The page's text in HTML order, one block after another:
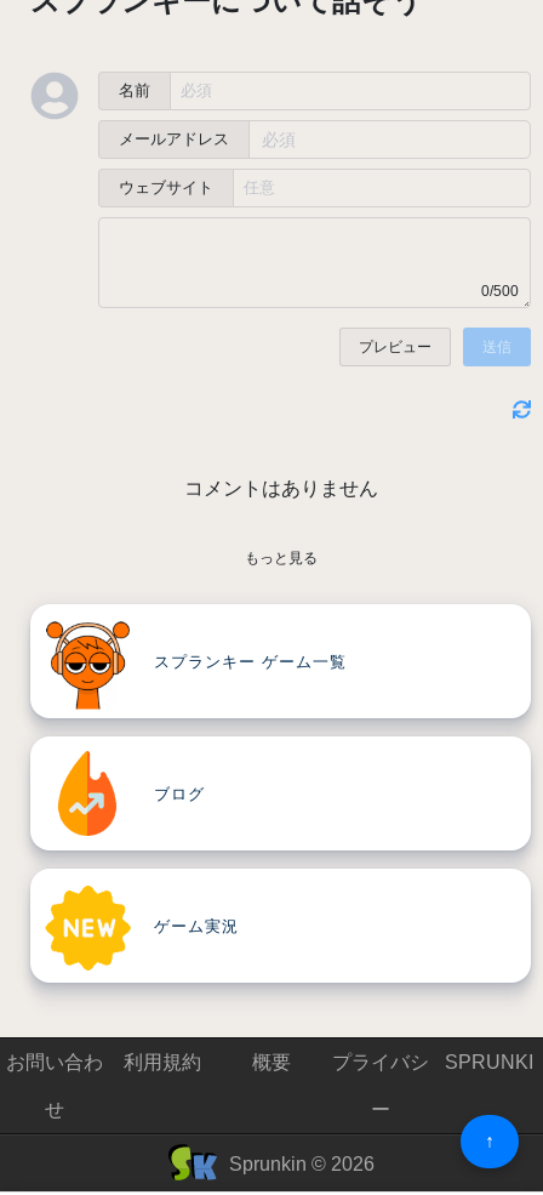
↑
名前
メールアドレス
ウェブサイト
0/500
プレビュー 送信
コメントはありません
もっと見る
スプランキー ゲーム一覧
ブログ
ゲーム実況
お問い合わ
せ
利用規約 概要 プライバシ
ー
SPRUNKI
Sprunkin © 2026